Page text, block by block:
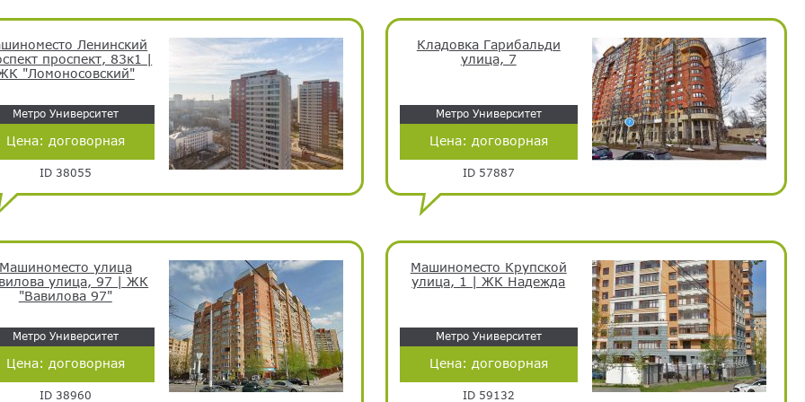
Ленинский
проспект, 83к1 |
"Ломоносовский"
Метро Университет
Цена: договорная
ID 38055
Кладовка Гарибальди
улица, 7
Метро Университет
Цена: договорная
ID 57887
Машиноместо улица
улица, 97 | ЖК
"Вавилова 97"
Метро Университет
Цена: договорная
ID 38960
Машиноместо Крупской
улица, 1 | ЖК Надежда
Метро Университет
Цена: договорная
ID 59132